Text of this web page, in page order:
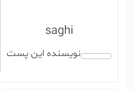
saghi